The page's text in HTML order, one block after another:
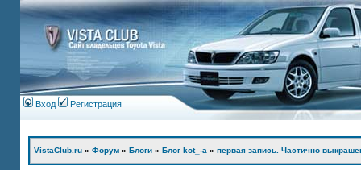
Вход Регистрация
VistaClub.ru » Форум » Блоги » Блог kot_-а » первая запись. Частично